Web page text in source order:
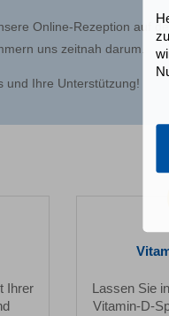
Online-Rezeption auf
uns zeitnah darum.
und Ihre Unterstützung!
Ihrer
Lassen Sie
Vitamin-D-